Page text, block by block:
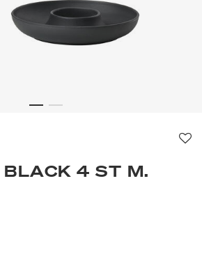
BLACK 4 ST M.